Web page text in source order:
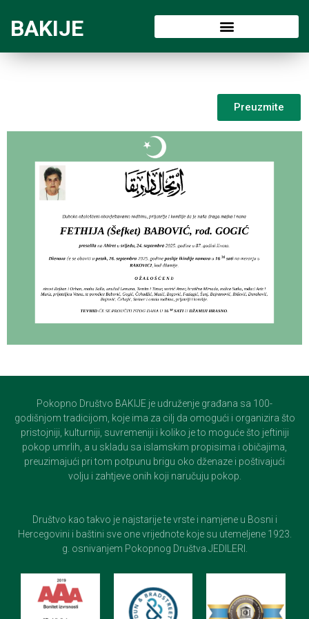
BAKIJE
Preuzmite
Pokopno Društvo BAKIJE je udruženje građana sa 100-
godišnjom tradicijom, koje ima za cilj da omogući i organizira što
pristojniji, kulturniji, suvremeniji i koliko je to moguće što jeftiniji
pokop umrlih, a u skladu sa islamskim propisima i običajima,
preuzimajući pri tom potpunu brigu oko dženaze i poštivajući
volju i zahtjeve onih koji naručuju pokop.
Društvo kao takvo je najstarije te vrste i namjene u Bosni i
Hercegovini i baštini sve one vrijednote koje su utemeljene 1923.
g. osnivanjem Pokopnog Društva JEDILERI.